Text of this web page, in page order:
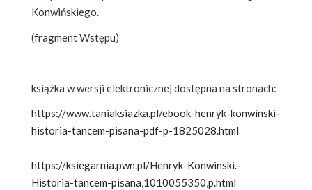
Konwińskiego.
(fragment Wstępu)
książka w wersji elektronicznej dostępna na stronach:
https://www.taniaksiazka.pl/ebook-henryk-konwinski-
historia-tancem-pisana-pdf-p-1825028.html
https://ksiegarnia.pwn.pl/Henryk-Konwinski.-
Historia-tancem-pisana,1010055350,p.html